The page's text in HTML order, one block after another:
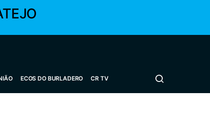
ECOS DO BURLADERO CR TV